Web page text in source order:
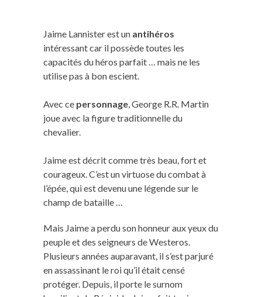
Jaime Lannister est un antihéros
intéressant car il possède toutes les
capacités du héros parfait … mais ne les
utilise pas à bon escient.
Avec ce personnage, George R.R. Martin
joue avec la figure traditionnelle du
chevalier.
Jaime est décrit comme très beau, fort et
courageux. C’est un virtuose du combat à
l’épée, qui est devenu une légende sur le
champ de bataille …
Mais Jaime a perdu son honneur aux yeux du
peuple et des seigneurs de Westeros.
Plusieurs années auparavant, il s’est parjuré
en assassinant le roi qu’il était censé
protéger. Depuis, il porte le surnom